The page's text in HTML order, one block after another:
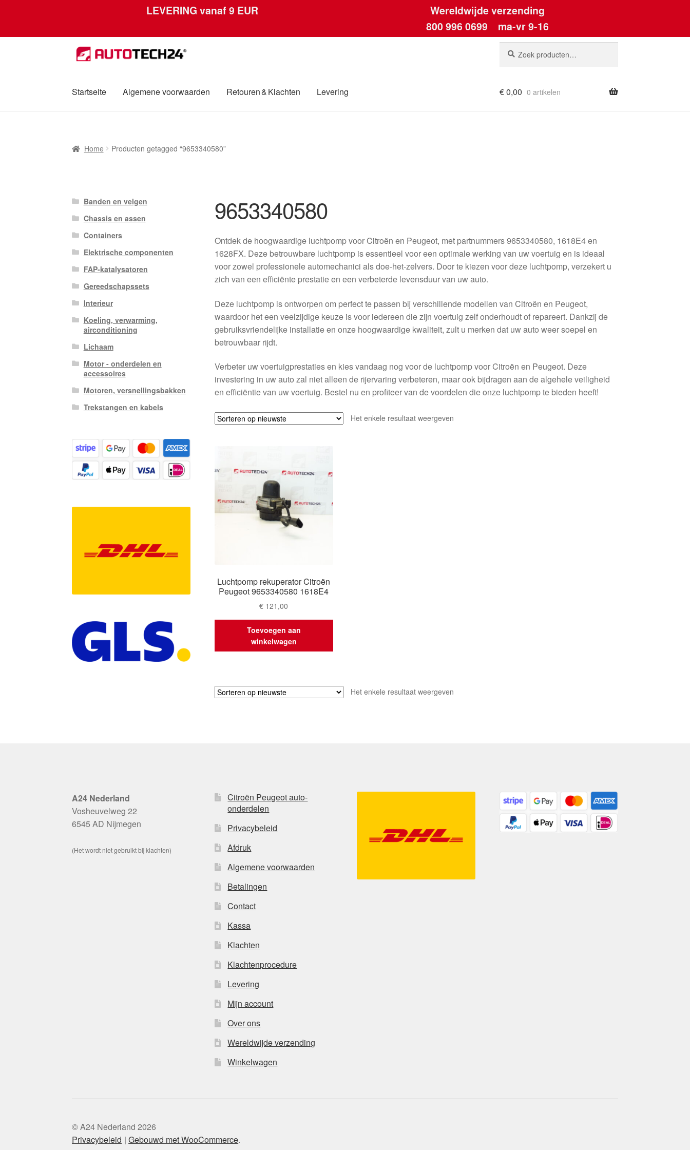
LEVERING vanaf 9 EUR
Wereldwijde verzending
800 996 0699 ma-vr 9-16
Ga
door
navigatie
Ga
naar
inhoud
naar:
Startseite Algemene voorwaarden Retouren & Klachten Levering
Over ons PrivacybeleidWereldwijde verzending
€0,00 0 artikelen
Home Producten getagged “9653340580”
9653340580
Ontdek de hoogwaardige luchtpomp voor Citroën en Peugeot, met partnummers 9653340580, 1618E4 en
1628FX. Deze betrouwbare luchtpomp is essentieel voor een optimale werking van uw voertuig en is ideaal
voor zowel professionele automechanici als doe-het-zelvers. Door te kiezen voor deze luchtpomp, verzekert u
zich van een efficiënte prestatie en een verbeterde levensduur van uw auto.
Deze luchtpomp is ontworpen om perfect te passen bij verschillende modellen van Citroën en Peugeot,
waardoor het een veelzijdige keuze is voor iedereen die zijn voertuig zelf onderhoudt of repareert. Dankzij de
gebruiksvriendelijke installatie en onze hoogwaardige kwaliteit, zult u merken dat uw auto weer soepel en
betrouwbaar rijdt.
Verbeter uw voertuigprestaties en kies vandaag nog voor de luchtpomp voor Citroën en Peugeot. Deze
investering in uw auto zal niet alleen de rijervaring verbeteren, maar ook bijdragen aan de algehele veiligheid
en efficiëntie van uw voertuig. Bestel nu en profiteer van de voordelen die onze luchtpomp te bieden heeft!
Het enkele resultaat weergeven
Luchtpomp rekuperator Citroën
Peugeot 9653340580 1618E4
€ 121,00
Toevoegen aan
winkelwagen
Het enkele resultaat weergeven
Banden en velgen
Chassis en assen
Containers
Elektrische componenten
FAP-katalysatoren
Gereedschapssets
Interieur
Koeling, verwarming,
airconditioning
Lichaam
Motor - onderdelen en
accessoires
Motoren, versnellingsbakken
Trekstangen en kabels
A24 Nederland
Vosheuvelweg 22
6545 AD Nijmegen
(Het wordt niet gebruikt bij klachten)
Citroën Peugeot auto-
onderdelen
Privacybeleid
Afdruk
Algemene voorwaarden
Betalingen
Contact
Kassa
Klachten
Klachtenprocedure
Levering
Mijn account
Over ons
Wereldwijde verzending
Winkelwagen
© A24 Nederland 2026
Privacybeleid
Gebouwd met WooCommerce.